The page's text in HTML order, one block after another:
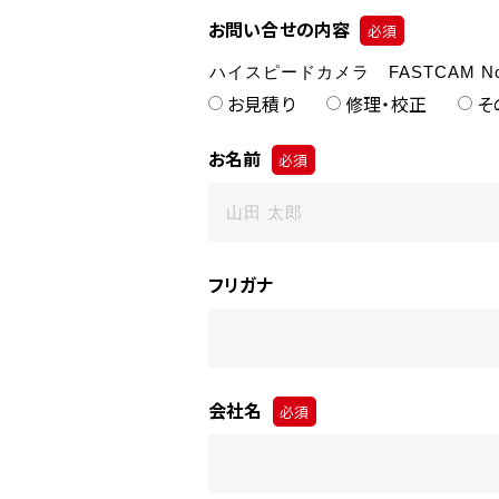
お問い合せの内容 必須
お見積り 修理・校正
お名前 必須
フリガナ
会社名 必須